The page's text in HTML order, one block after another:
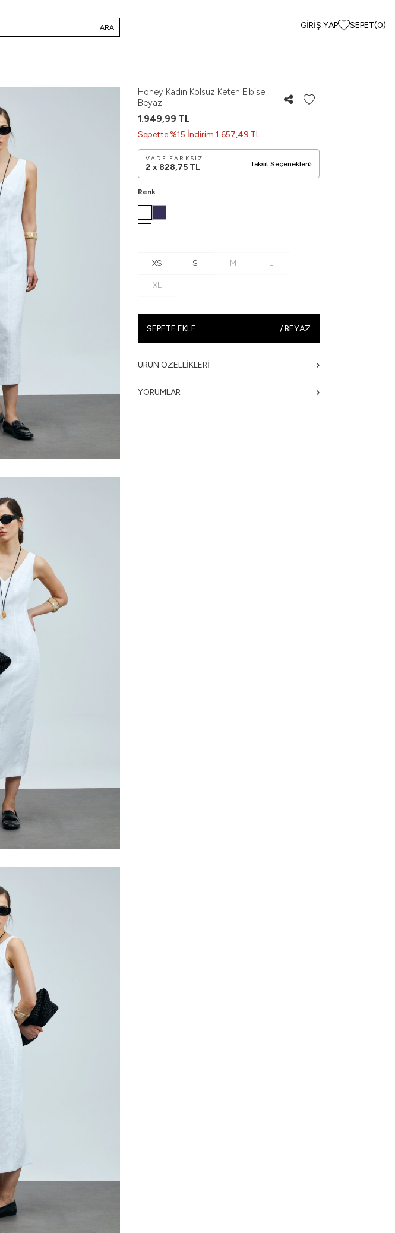
ARA GIRIŞ YAP SEPET(0)
Honey Kadın Kolsuz Keten Elbise
Beyaz
1.949,99 TL
Sepette %15 İndirim 1.657,49 TL
VADE FARKSIZ
2 x 828,75 TL Taksit Seçenekleri
Renk
XS S M L
XL
SEPETE EKLE /BEYAZ
ÜRÜN ÖZELLIKLERI
YORUMLAR